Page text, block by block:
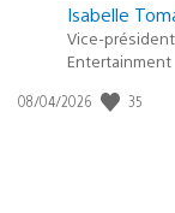
Isabelle
Vice-
Entertainment
Date
08/04/2026 35